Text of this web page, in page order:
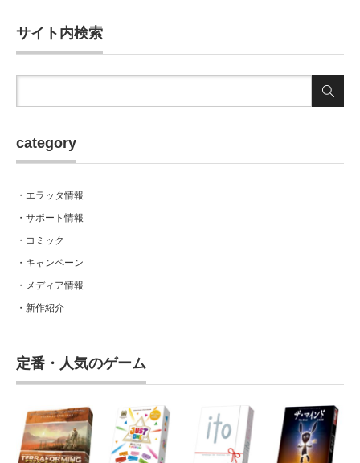
サイト内検索
category
・エラッタ情報
・サポート情報
・コミック
・キャンペーン
・メディア情報
・新作紹介
定番・人気のゲーム